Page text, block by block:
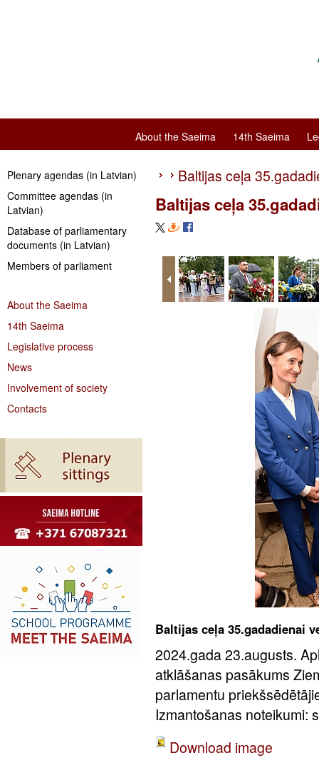
About the Saeima 14th Saeima
Plenary agendas (in Latvian)
Committee agendas (in
Latvian)
Database of parliamentary
documents (in Latvian)
Members of parliament
About the Saeima
14th Saeima
Legislative process
News
Involvement of society
Contacts
Baltijas ceļa
Baltijas ceļa
Baltijas ceļa 35.gadadienai
2024.gada 23.augusts.
atklāšanas pasākums
parlamentu
Izmantošanas noteikumi:
Download image